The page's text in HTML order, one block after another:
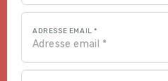
ADRESSE EMAIL *